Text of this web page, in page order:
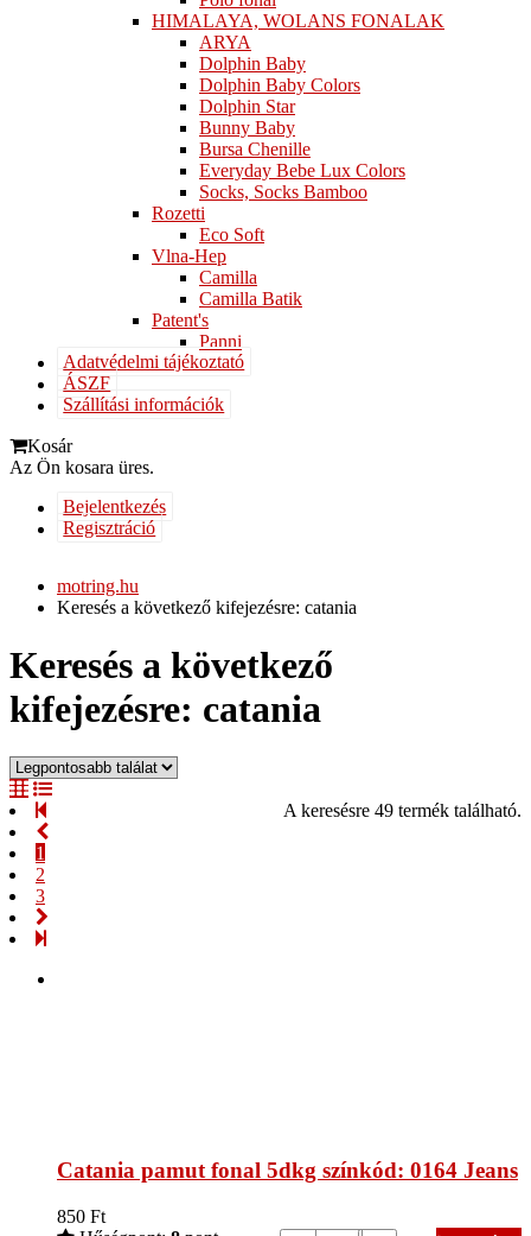
HIMALAYA, WOLANS FONALAK
ARYA
Dolphin Baby
Dolphin Baby Colors
Dolphin Star
Bunny Baby
Bursa Chenille
Everyday Bebe Lux Colors
Socks, Socks Bamboo
Rozetti
Eco Soft
Vlna-Hep
Camilla
Camilla Batik
Patent's
Panni
Adatvédelmi tájékoztató
ÁSZF
Szállítási információk
Kosár
Az Ön kosara üres.
Bejelentkezés
Regisztráció
motring.hu
Keresés a következő kifejezésre: catania
Keresés a következő
kifejezésre: catania
A keresésre 49 termék található.
1
2
3
Catania pamut fonal 5dkg színkód: 0164 Jeans
850 Ft